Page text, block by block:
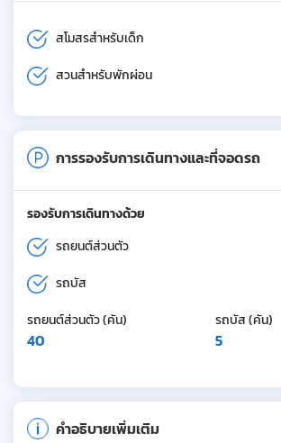
สโมสรสำหรับเด็ก
สวนสำหรับพักผ่อน
การรองรับการเดินทางและที่จอดรถ
รองรับการเดินทางด้วย
รถยนต์ส่วนตัว
รถบัส
รถยนต์ส่วนตัว (คัน)
40
รถบัส (คัน)
5
คำอธิบายเพิ่มเติม